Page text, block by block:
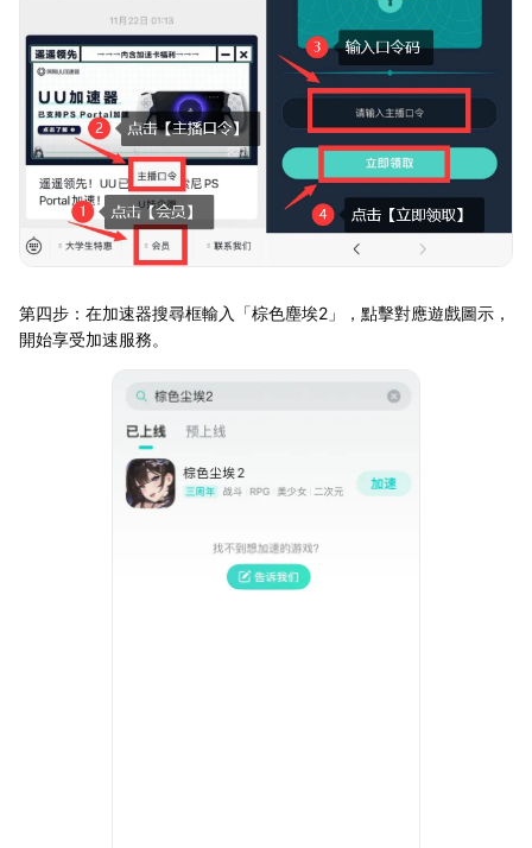
第四步：在加速器搜尋框輸入「棕色塵埃2」，點擊對應遊戲圖示，
開始享受加速服務。